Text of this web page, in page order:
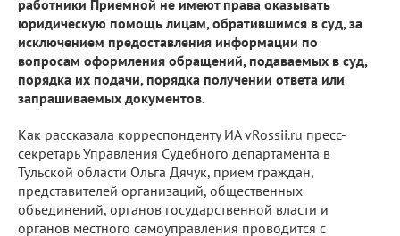
работники Приемной не имеют права оказывать
юридическую помощь лицам, обратившимся в суд, за
исключением предоставления информации по
вопросам оформления обращений, подаваемых в суд,
порядка их подачи, порядка получении ответа или
запрашиваемых документов.
Как рассказала корреспонденту ИА vRossii.ru пресс-
секретарь Управления Судебного департамента в
Тульской области Ольга Дячук, прием граждан,
представителей организаций, общественных
объединений, органов государственной власти и
органов местного самоуправления проводится с